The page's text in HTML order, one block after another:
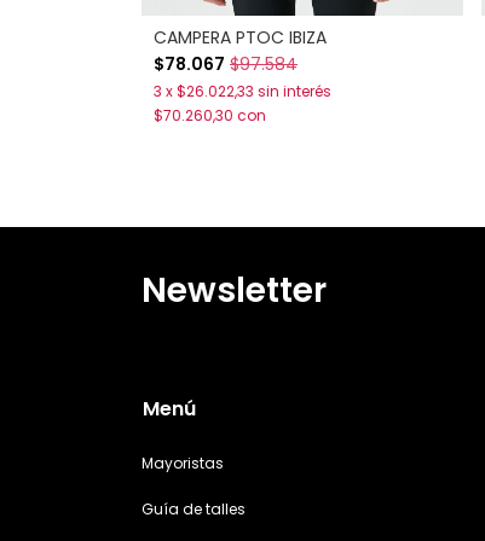
CAMPERA PTOC IBIZA
$78.067 $97.584
3 x$26.022,33 sin interés
$70.260,30 con
Newsletter
Menú
Mayoristas
Guía de talles